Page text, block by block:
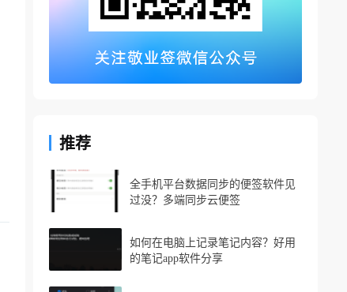
推荐
全手机平台数据同步的便签软件见
过没？多端同步云便签
如何在电脑上记录笔记内容？好用
的笔记app软件分享